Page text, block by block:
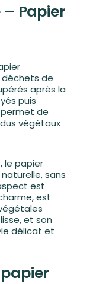
Papier
de
après la
puis
de
végétaux
le papier
sans
est
est
et son
délicat et